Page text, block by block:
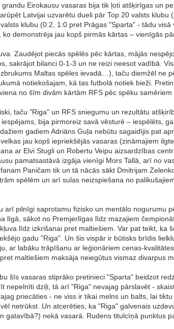
Eirokausu vasaras bija tik ļoti atšķirīgas un
Latvijai uzvarētu dueli pār Top 20 valsts
klubu (0:2, 1:0 pret Prāgas "Sparta" - tādu
demonstrēja jau kopš pirmās kārtas – vienīgās
Zaudējot piecās spēlēs pēc kārtas, mājās
sakrājot bilanci 0-1-3 un ne reizi neesot vadībā.
Maltas spēles ievadā…), taču diemžēl ne
notiekošajam, kā tas futbolā notiek bieži.
no šīm divām kārtām RFS pēc spēku
taču "Riga" un RFS sniegumu un rezultātu
bija pirmoreiz savā vēsturē – iespēlēts,
gadiem Adriāns Guļa nebūtu sagaidījis pat
jau kopš iepriekšējās vasaras (zināmajiem
ar Elvi Stugli un Robertu Veipu aizsardzības
pamatsastāvā izgāja vienīgi Mors Tallā, arī no
Paničam tik un tā nācās sākt Dmitrijam
spēlēm un arī sulas neizspiešana no
pilnīgi saprotamu fizisko un mentālo nogurumu
līgā, sākot no Premjerlīgas līdz mazajiem
līdz izkrišanai pret maltiešiem. Var pat teikt, ka
gadu "Riga". Un šis vispār ir būtisks brīdis
ar labāku trāpīšanu ar leģionāriem cenas-
maltiešiem maksāja neiegūtus vismaz divarpus
šīs vasaras stiprāko pretinieci "Sparta" beidzot
dziļi, tā arī "Riga" nevajag pārslavēt -
priecāties - ne viss ir tikai melns un balts, lai
netrūkst. Un atcerēties, ka "Riga" galvenais
nekā vasarā. Rudens titulcīņā punktus